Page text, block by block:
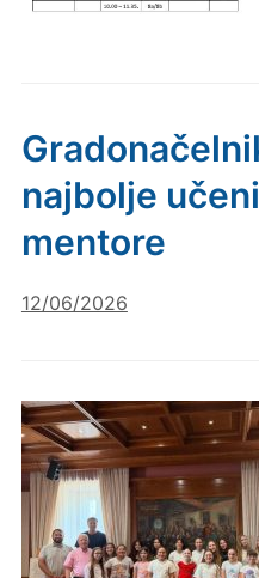
najbolje
mentore
12/06/2026